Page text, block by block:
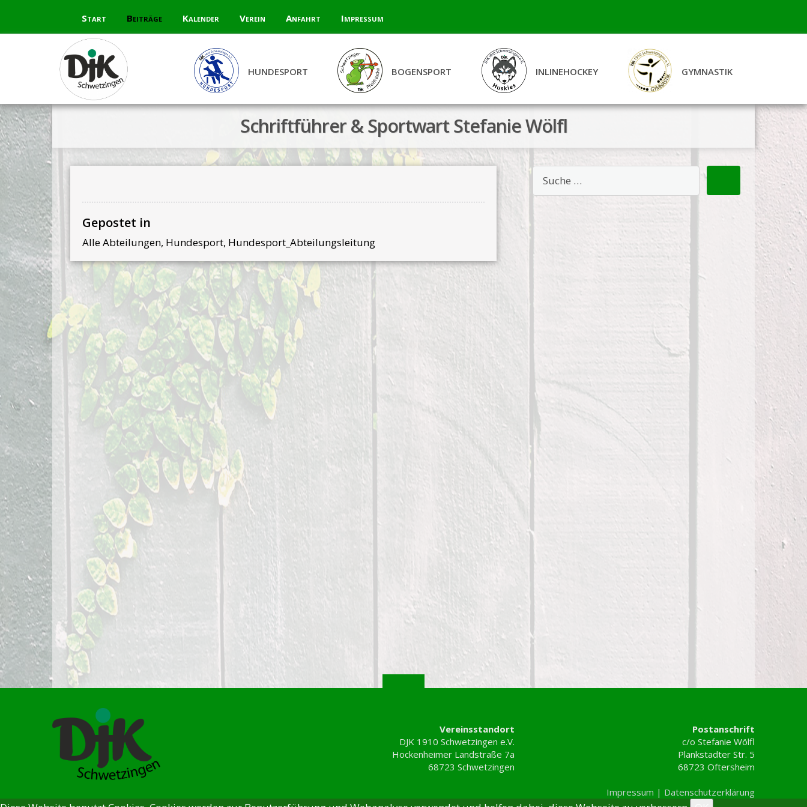
content
Start Beiträge Kalender Verein Anfahrt Impressum
HUNDESPORT BOGENSPORT INLINEHOCKEY GYMNASTIK
Schriftführer & Sportwart Stefanie Wölfl
Gepostet in
Alle Abteilungen, Hundesport, Hundesport_Abteilungsleitung
Vereinsstandort
DJK 1910 Schwetzingen e.V.
Hockenheimer Landstraße 7a
68723 Schwetzingen
Postanschrift
c/o Stefanie Wölfl
Plankstadter Str. 5
68723 Oftersheim
Impressum | Datenschutzerklärung